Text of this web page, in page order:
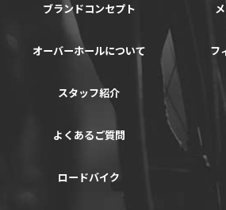
ブランドコンセプト
オーバーホールについて フ
スタッフ紹介
よくあるご質問
ロードバイク